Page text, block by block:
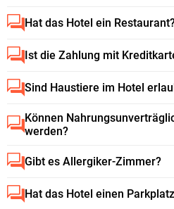
Hat das Hotel ein
Ist die Zahlung mit
Sind Haustiere im Hotel
Können
werden?
Gibt es Allergiker-Zimmer?
Hat das Hotel einen